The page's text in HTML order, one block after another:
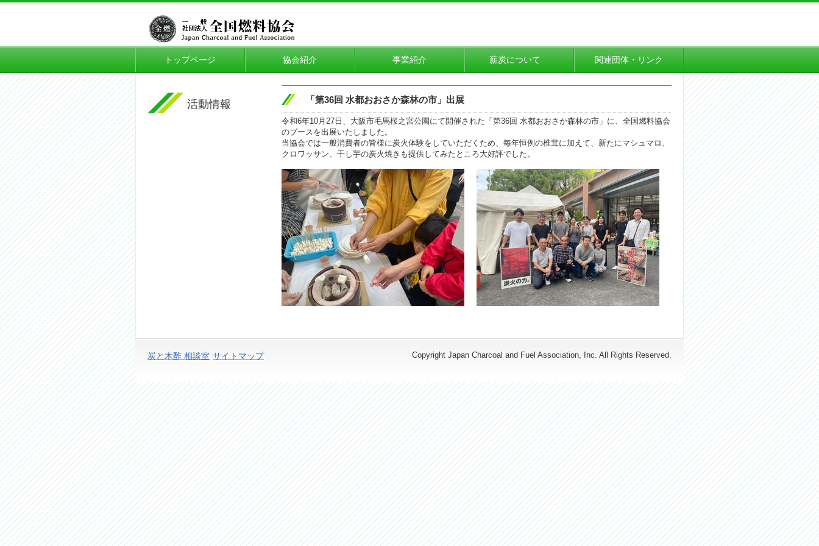
トップページ 協会紹介 事業紹介 薪炭について 関連団体・リンク
活動情報 「第36回 水都おおさか森林の市」出展
令和6年10月27日、大阪市毛馬桜之宮公園にて開催された「第36回 水都おおさか森林の市」に、全国燃料協会
のブースを出展いたしました。
当協会では一般消費者の皆様に炭火体験をしていただくため、毎年恒例の椎茸に加えて、新たにマシュマロ、
クロワッサン、干し芋の炭火焼きも提供してみたところ大好評でした。
炭と木酢 相談室 サイトマップ Copyright Japan Charcoal and Fuel Association, Inc. All Rights Reserved.